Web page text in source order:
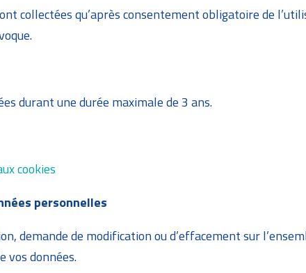
collectées qu’après consentement obligatoire de
durant une durée maximale de 3 ans.
cookies
personnelles
demande de modification ou d’effacement sur
vos données.